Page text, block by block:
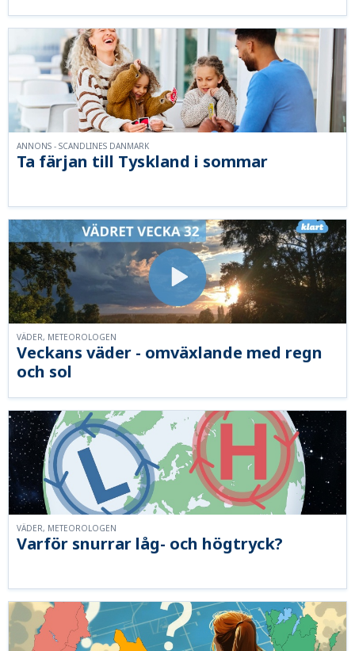
Ta färjan till Tyskland i sommar
ANNONS - SCANDLINES DANMARK
Veckans väder - omväxlande med regn
och sol
VÄDER, METEOROLOGEN
Varför snurrar låg- och högtryck?
VÄDER, METEOROLOGEN